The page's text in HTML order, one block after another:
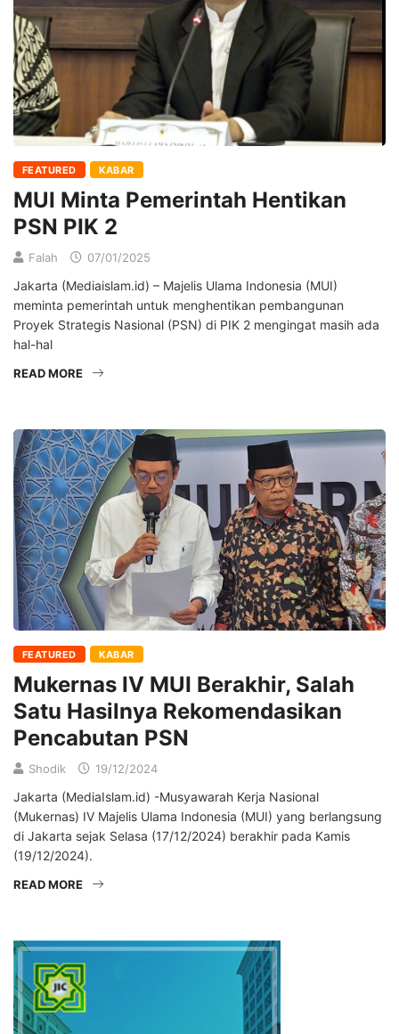
FEATURED KABAR
MUI Minta Pemerintah Hentikan
PSN PIK 2
Falah 07/01/2025
Jakarta (Mediaislam.id) – Majelis Ulama Indonesia (MUI)
meminta pemerintah untuk menghentikan pembangunan
Proyek Strategis Nasional (PSN) di PIK 2 mengingat masih ada
hal-hal
READ MORE
FEATURED KABAR
Mukernas IV MUI Berakhir, Salah
Satu Hasilnya Rekomendasikan
Pencabutan PSN
Shodik 19/12/2024
Jakarta (MediaIslam.id) -Musyawarah Kerja Nasional
(Mukernas) IV Majelis Ulama Indonesia (MUI) yang berlangsung
di Jakarta sejak Selasa (17/12/2024) berakhir pada Kamis
(19/12/2024).
READ MORE